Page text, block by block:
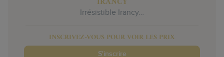
Irrésistible Irancy…
INSCRIVEZ-VOUS POUR VOIR LES PRIX
S'inscrire